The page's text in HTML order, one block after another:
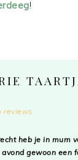
!
reviews
heb je in mum
gewoon een